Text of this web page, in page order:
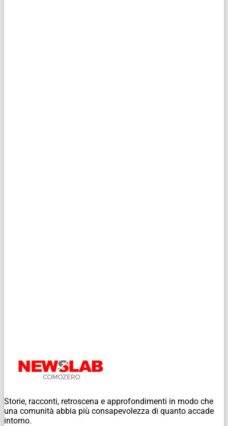
Storie, racconti, retroscena e approfondimenti in modo che
una comunità abbia più consapevolezza di quanto accade
intorno.